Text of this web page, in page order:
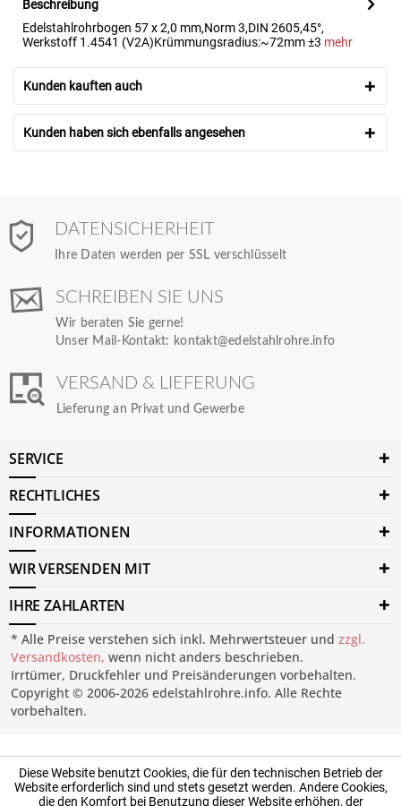
Beschreibung
Edelstahlrohrbogen 57 x 2,0 mm,Norm 3,DIN 2605,45°,
Werkstoff 1.4541 (V2A)Krümmungsradius:~72mm ±3 mehr
Kunden kauften auch
Kunden haben sich ebenfalls angesehen
DATENSICHERHEIT
Ihre Daten werden per SSL verschlüsselt
SCHREIBEN SIE UNS
Wir beraten Sie gerne!
Unser Mail-Kontakt: kontakt@edelstahlrohre.info
VERSAND & LIEFERUNG
Lieferung an Privat und Gewerbe
SERVICE
RECHTLICHES
INFORMATIONEN
WIR VERSENDEN MIT
IHRE ZAHLARTEN
* Alle Preise verstehen sich inkl. Mehrwertsteuer und zzgl.
Versandkosten, wenn nicht anders beschrieben.
Irrtümer, Druckfehler und Preisänderungen vorbehalten.
Copyright © 2006-2026 edelstahlrohre.info. Alle Rechte
vorbehalten.
Diese Website benutzt Cookies, die für den technischen Betrieb der
Website erforderlich sind und stets gesetzt werden. Andere Cookies,
die den Komfort bei Benutzung dieser Website erhöhen, der